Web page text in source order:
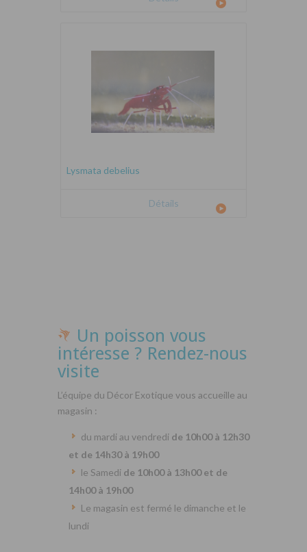
Lysmata debelius
Détails
Un poisson vous
intéresse ? Rendez-nous
visite
L’équipe du Décor Exotique vous accueille au
magasin :
du mardi au vendredi de 10h00 à 12h30
et de 14h30 à 19h00
le Samedi de 10h00 à 13h00 et de
14h00 à 19h00
Le magasin est fermé le dimanche et le
lundi